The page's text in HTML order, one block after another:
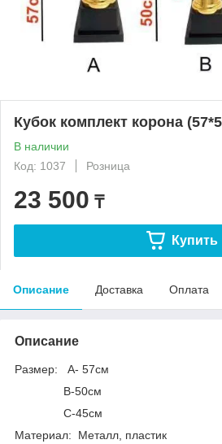
Кубок комплект корона
В наличии
Код: 1037
Розница
23 500 ₸
Купить
Описание Доставка Оплата
Описание
Размер: А- 57см
В-50см
С-45см
Материал: Металл, пластик